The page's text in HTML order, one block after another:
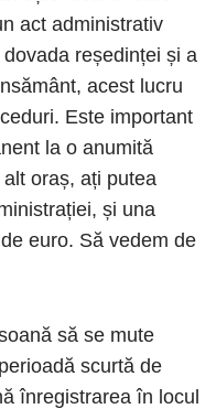
act administrativ
reședinței și a
acest lucru
Este important
la o anumită
oraș, ați putea
și una
euro. Să vedem de
să se mute
scurtă de
înregistrarea în locul